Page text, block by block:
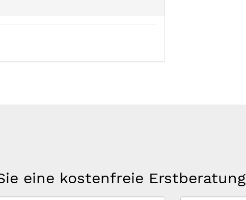
eine kostenfreie Erstberatung